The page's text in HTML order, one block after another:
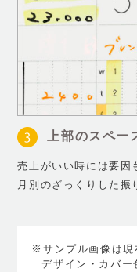
上部のスペ
売上がいい時には要因
月別のざっくりした振
※サンプル画像は現
デザイン・カバー